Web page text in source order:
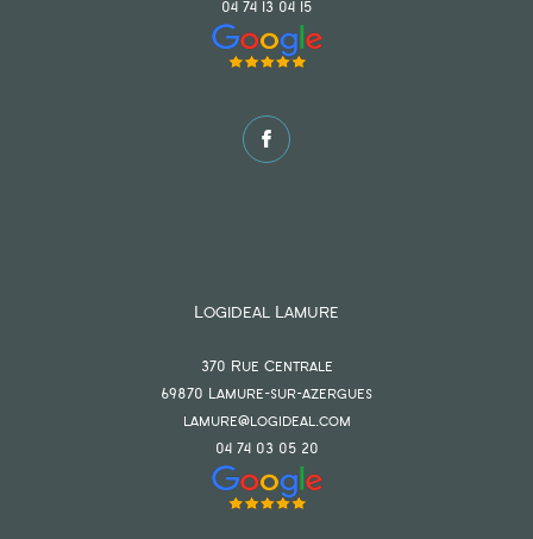
04 74 13 04 15
Logideal Lamure
370 Rue Centrale
69870 lamure-sur-azergues
lamure@logideal.com
04 74 03 05 20